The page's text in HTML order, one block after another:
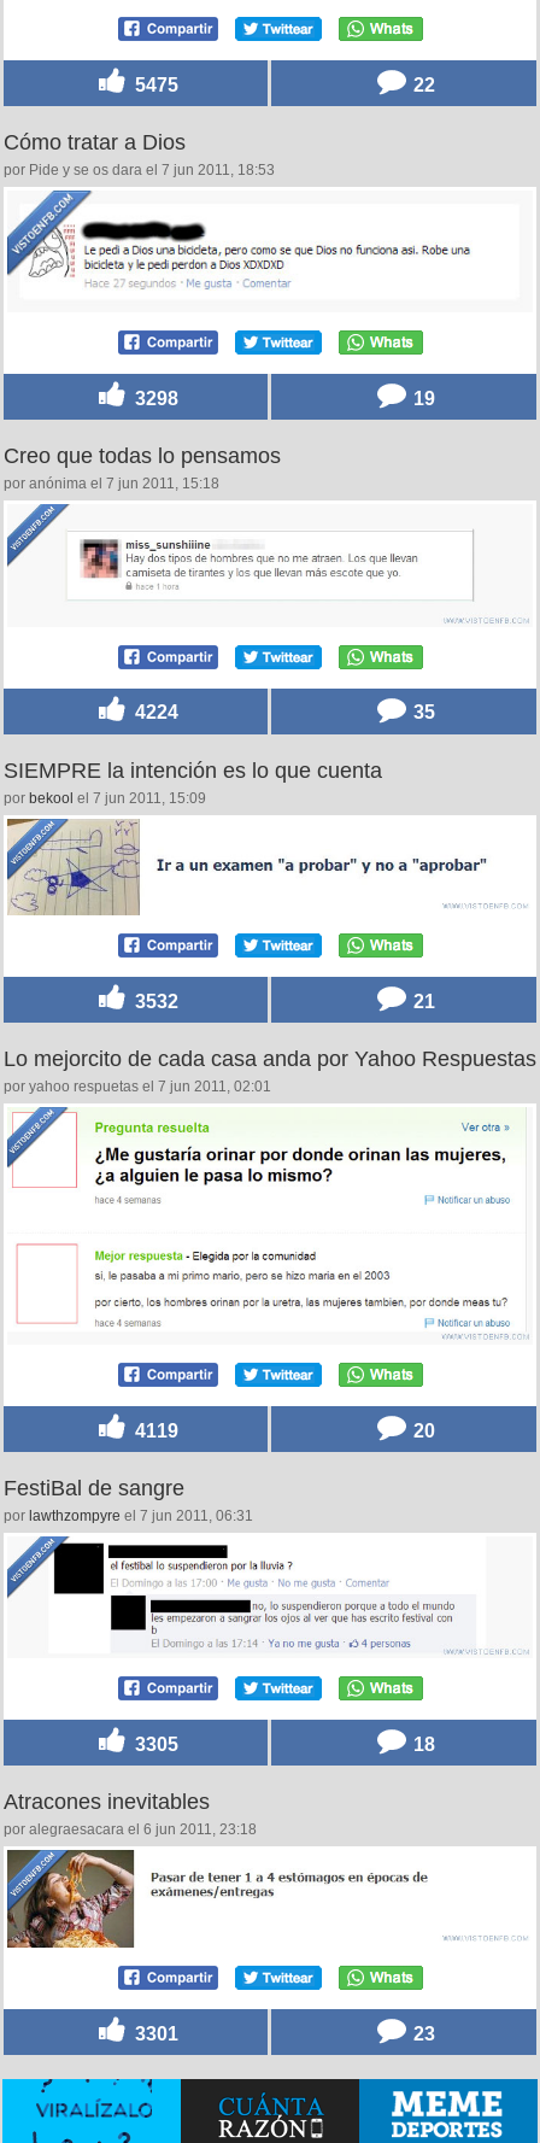
5475 22
Cómo tratar a Dios
por Pide y se os dara el 7 jun 2011, 18:53
3298 19
Creo que todas lo pensamos
por anónima el 7 jun 2011, 15:18
4224 35
SIEMPRE la intención es lo que cuenta
por bekool el 7 jun 2011, 15:09
3532 21
Lo mejorcito de cada casa anda por Yahoo Respuestas
por yahoo respuetas el 7 jun 2011, 02:01
4119 20
FestiBal de sangre
por lawthzompyre el 7 jun 2011, 06:31
3305 18
Atracones inevitables
por alegraesacara el 6 jun 2011, 23:18
3301 23